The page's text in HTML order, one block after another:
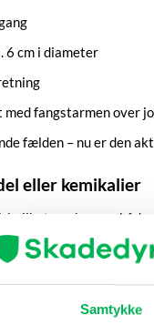
Samtykke
6 cm i diameter
med fangstarmen over
fælden – nu er den
eller kemikalier
hvilket gør brugen
brug. Fælden har en